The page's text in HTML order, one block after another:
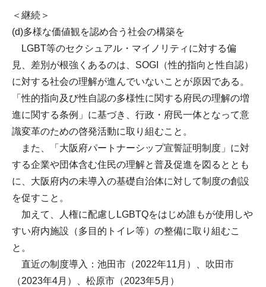
＜継続＞
(d)多様な価値観を認め合う社会の構築を
LGBT等のセクシュアル・マイノリティに対する偏
見、差別が根強くあるのは、SOGI（性的指向と性自認）
に対する社会の理解が進んでいないことが原因である。
「性的指向及び性自認の多様性に関する府民の理解の増
進に関する条例」に基づき、行政・府民一体となって意
識変革のための啓発活動に取り組むこと。
また、「大阪府パートナーシップ宣誓証明制度」に対
する企業や団体含む住民の理解と普及促進を図るととも
に、大阪府内の未導入の基礎自治体に対して制度の創設
を促すこと。
加えて、人権に配慮しLGBTQをはじめ誰もが使用しや
すい府内施設（多目的トイレ等）の整備に取り組むこ
と。
直近の制度導入：池田市（2022年11月）、吹田市
（2023年4月）、松原市（2023年5月）